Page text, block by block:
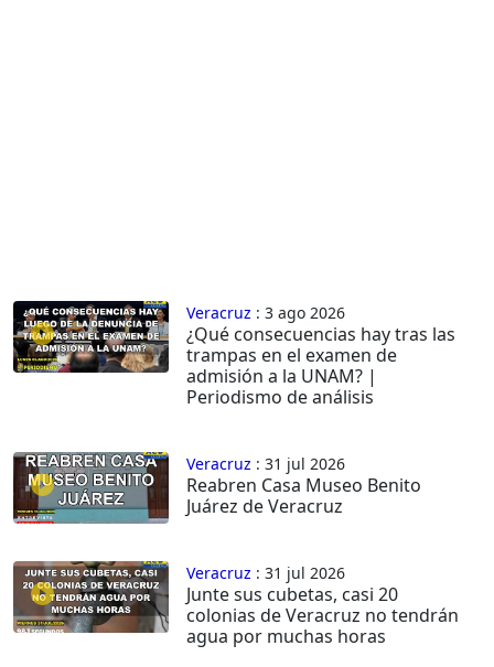
Veracruz : 3 ago 2026
¿Qué consecuencias hay tras las
trampas en el examen de
admisión a la UNAM? |
Periodismo de análisis
Veracruz : 31 jul 2026
Reabren Casa Museo Benito
Juárez de Veracruz
Veracruz : 31 jul 2026
Junte sus cubetas, casi 20
colonias de Veracruz no tendrán
agua por muchas horas